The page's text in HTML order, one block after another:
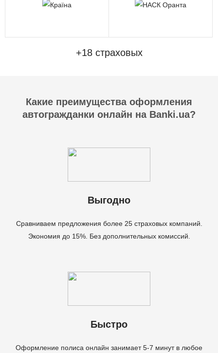
+18 страховых
Какие преимущества оформления
автогражданки онлайн на Banki.ua?
Выгодно
Сравниваем предложения более 25 страховых компаний.
Экономия до 15%. Без дополнительных комиссий.
Быстро
Оформление полиса онлайн занимает 5-7 минут в любое